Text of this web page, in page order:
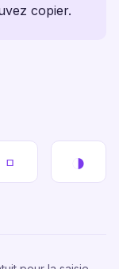
copier.
▫ ◑